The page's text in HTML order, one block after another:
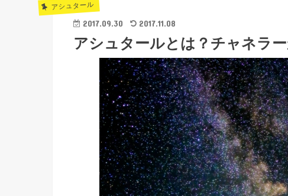
アシュタール
2017.09.30 2017.11.08
アシュタールとは？チャネラ